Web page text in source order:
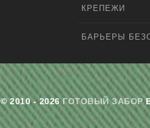
КРЕПЕЖИ
БАРЬЕРЫ
© 2010 - 2026ГОТОВЫЙ ЗАБОР